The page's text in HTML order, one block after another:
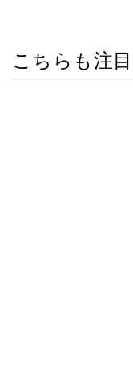
こちらも注目